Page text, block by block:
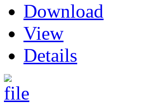
Download
View
Details